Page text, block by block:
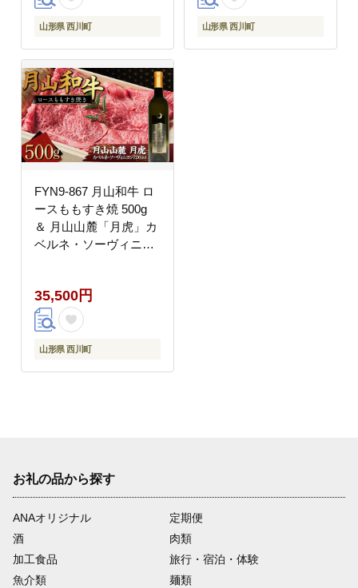
山形県 西川町 山形県 西川町
FYN9-867 月山和牛 ロ
ースももすき焼 500g
＆ 月山山麓「月虎」カ
ベルネ・ソーヴィニヨ
西川町
35,500円
山形県 西川町
お礼の品から探す
ANAオリジナル
定期便
酒
肉類
加工食品
旅行・宿泊・体験
魚介類
麺類